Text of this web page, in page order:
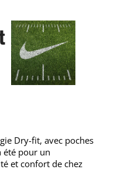
Dry-fit, avec poches
été pour un
et confort de chez